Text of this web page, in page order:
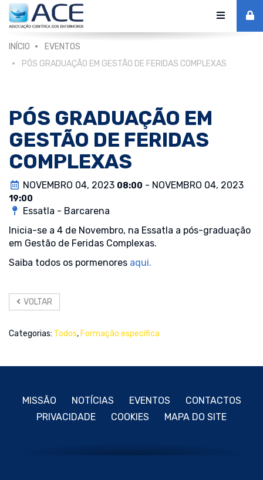
INÍCIO
EVENTOS
PÓS GRADUAÇÃO EM GESTÃO DE FERIDAS COMPLEXAS
PÓS GRADUAÇÃO EM
GESTÃO DE FERIDAS
COMPLEXAS
NOVEMBRO 04, 2023 08:00 - NOVEMBRO 04, 2023
19:00
Essatla - Barcarena
Inicia-se a 4 de Novembro, na Essatla a pós-graduação
em Gestão de Feridas Complexas.
Saiba todos os pormenores aqui.
VOLTAR
Categorias: Todos, Formação específica
MISSÃO NOTÍCIAS EVENTOS
CONTACTOS
PRIVACIDADE
COOKIES MAPA DO SITE